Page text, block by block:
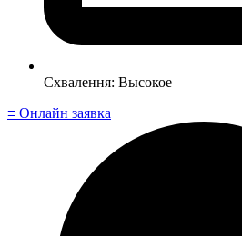
Схвалення: Высокое
≡ Онлайн заявка